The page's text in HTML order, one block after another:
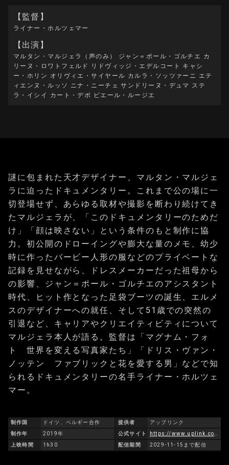
【監督】
ライナー・ホルツェマー
【出演】
マルタン・マルジェラ（声のみ） ジャン＝ポール・ゴルチエ カ
リーヌ・ロワトフェルド リドヴィッジ・エデルコート キャシ
ー・ホリン オリヴィエ・サイヤール カルラ・ソッツァーニ エテ
ィエンヌ・ルッソ ニナ・ニーチェ サンドリーヌ・デュマ ステ
ラ・イシイ カート・デボ ピエール・ルージエ
謎に包まれた天才デザイナー、マルタン・マルジェ
ラに迫ったドキュメンタリー。これまで公の場に一
切登場せず、あらゆる取材や撮影を断わり続けてき
たマルジェラが、「このドキュメンタリーのためだ
け」「顔は映さない」という条件のもと制作に協
力。初公開のドローイングや膨大な量のメモ、幼少
時に作ったバービー人形の服などのプライベートな
記録を見せながら、ドレスメーカーだった祖母から
の影響、ジャン＝ポール・ゴルチエのアシスタント
時代、ヒット作となった足袋ブーツの誕生、エルメ
スのデザイナーへの就任、そして51歳での突然の
引退など、キャリアやクリエイティビティについて
マルジェラ本人が語る。監督は「マグナム・フォ
ト 世界を変える写真家たち」「ドリス・ヴァン・
ノッテン ファブリックと花を愛する男」などで知
られるドキュメンタリーの名手ライナー・ホルツェ
マー。
制作国
ドイツ、ベルギー合作
制作年
2019年
上映時間
1h30
提供者
アップリンク
公式サイト
配信期間
2029-11-15まで配信